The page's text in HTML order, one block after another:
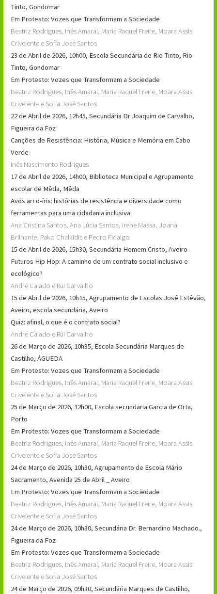
Tinto, Gondomar
Em Protesto: Vozes que Transformam a Sociedade
Beatriz Rodrigues, Inês Amaral, Maria Raquel Freire, Moara Assis
Crivelente e Sofia José Santos
23 de Abril de 2026, 10h00, Escola Secundária de Rio Tinto, Rio
Tinto, Gondomar
Em Protesto: Vozes que Transformam a Sociedade
Beatriz Rodrigues, Inês Amaral, Maria Raquel Freire, Moara Assis
Crivelente e Sofia José Santos
22 de Abril de 2026, 12h45, Secundária Dr Joaquim de Carvalho,
Figueira da Foz
Canções de Resistência: História, Música e Memória em Cabo
Verde
Inês Nascimento Rodrigues
17 de Abril de 2026, 14h00, Biblioteca Municipal e Agrupamento
escolar de Mêda, Mêda
Avós arco-íris: histórias de resistência e diversidade como
ferramentas para uma cidadania inclusiva
Ana Cristina Santos, Ana Lúcia Santos, Irene Massa, Joana
Brilhante, Pako Chalkidis e Pedro Fidalgo
15 de Abril de 2026, 15h30, Secundária Homem Cristo, Aveiro
Futuros Hip Hop: A caminho de um contrato social inclusivo e
ecológico?
André Caiado e Rui Carvalho
15 de Abril de 2026, 10h15, Agrupamento de Escolas José Estêvão,
Aveiro, escola secundária, Aveiro
Quiz: afinal, o que é o contrato social?
André Caiado e Rui Carvalho
26 de Março de 2026, 10h35, Escola Secundária Marques de
Castilho, ÁGUEDA
Em Protesto: Vozes que Transformam a Sociedade
Beatriz Rodrigues, Inês Amaral, Maria Raquel Freire, Moara Assis
Crivelente e Sofia José Santos
25 de Março de 2026, 12h00, Escola secundaria Garcia de Orta,
Porto
Em Protesto: Vozes que Transformam a Sociedade
Beatriz Rodrigues, Inês Amaral, Maria Raquel Freire, Moara Assis
Crivelente e Sofia José Santos
24 de Março de 2026, 10h30, Agrupamento de Escola Mário
Sacramento, Avenida 25 de Abril _ Aveiro
Em Protesto: Vozes que Transformam a Sociedade
Beatriz Rodrigues, Inês Amaral, Maria Raquel Freire, Moara Assis
Crivelente e Sofia José Santos
24 de Março de 2026, 10h30, Secundária Dr. Bernardino Machado.,
Figueira da Foz
Em Protesto: Vozes que Transformam a Sociedade
Beatriz Rodrigues, Inês Amaral, Maria Raquel Freire, Moara Assis
Crivelente e Sofia José Santos
24 de Março de 2026, 09h30, Secundária Marques de Castilho,